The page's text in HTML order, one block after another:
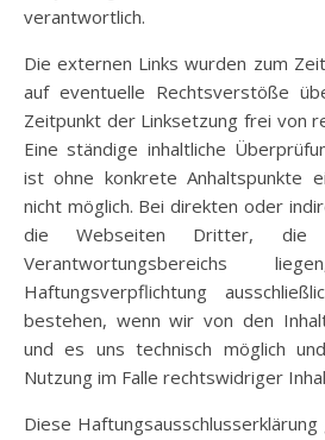
verantwortlich.
Die externen Links wurden zum
auf eventuelle Rechtsverstöße
Zeitpunkt der Linksetzung frei von
Eine ständige inhaltliche
ist ohne konkrete Anhaltspunkte
nicht möglich. Bei direkten oder
die Webseiten Dritter, die
Verantwortungsbereichs
Haftungsverpflichtung
bestehen, wenn wir von den
und es uns technisch möglich
Nutzung im Falle rechtswidriger
Diese